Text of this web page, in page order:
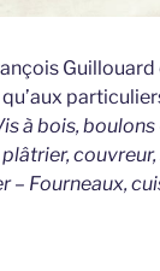
à bois,
Fourneaux,